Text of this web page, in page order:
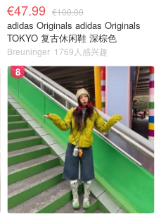
€47.99 €100.00
adidas Originals adidas Originals
TOKYO 复古休闲鞋 深棕色
Breuninger 1769人感兴趣
8